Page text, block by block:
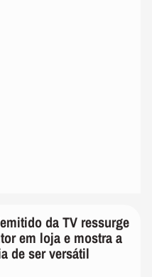
da TV ressurge
em loja e mostra a
de ser versátil